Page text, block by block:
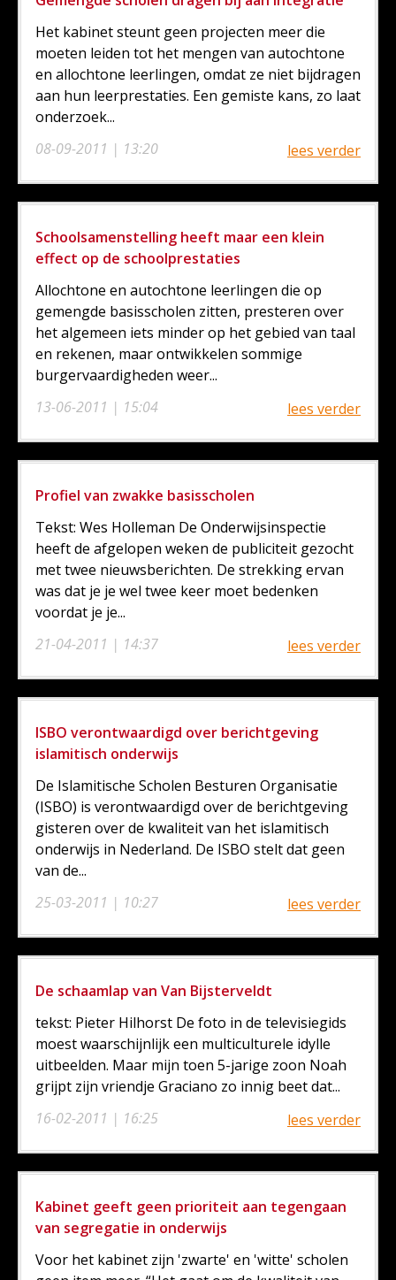
08-09-2011 | 13:20
Het kabinet steunt geen projecten meer die
moeten leiden tot het mengen van autochtone
en allochtone leerlingen, omdat ze niet bijdragen
aan hun leerprestaties. Een gemiste kans, zo laat
onderzoek...
lees verder
Schoolsamenstelling heeft maar een klein
effect op de schoolprestaties
13-06-2011 | 15:04
Allochtone en autochtone leerlingen die op
gemengde basisscholen zitten, presteren over
het algemeen iets minder op het gebied van taal
en rekenen, maar ontwikkelen sommige
burgervaardigheden weer...
lees verder
Profiel van zwakke basisscholen
21-04-2011 | 14:37
Tekst: Wes Holleman De Onderwijsinspectie
heeft de afgelopen weken de publiciteit gezocht
met twee nieuwsberichten. De strekking ervan
was dat je je wel twee keer moet bedenken
voordat je je...
lees verder
ISBO verontwaardigd over berichtgeving
islamitisch onderwijs
25-03-2011 | 10:27
De Islamitische Scholen Besturen Organisatie
(ISBO) is verontwaardigd over de berichtgeving
gisteren over de kwaliteit van het islamitisch
onderwijs in Nederland. De ISBO stelt dat geen
van de...
lees verder
De schaamlap van Van Bijsterveldt
16-02-2011 | 16:25
tekst: Pieter Hilhorst De foto in de televisiegids
moest waarschijnlijk een multiculturele idylle
uitbeelden. Maar mijn toen 5-jarige zoon Noah
grijpt zijn vriendje Graciano zo innig beet dat...
lees verder
Kabinet geeft geen prioriteit aan tegengaan
van segregatie in onderwijs
Voor het kabinet zijn 'zwarte' en 'witte' scholen